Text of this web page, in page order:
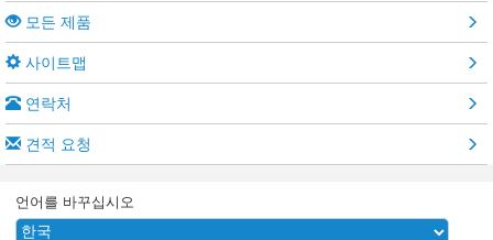
모든 제품
사이트맵
연락처
견적 요청
언어를 바꾸십시오